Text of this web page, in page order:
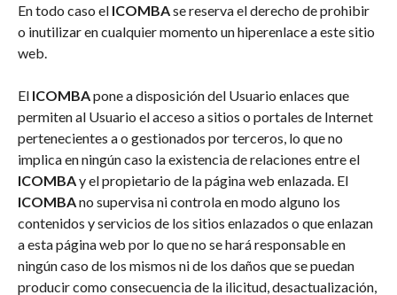
En todo caso el ICOMBAse reserva el derecho de prohibir
o inutilizar en cualquier momento un hiperenlace a este sitio
web.
El ICOMBApone a disposición del Usuario enlaces que
permiten al Usuario el acceso a sitios o portales de Internet
pertenecientes a o gestionados por terceros, lo que no
implica en ningún caso la existencia de relaciones entre el
ICOMBAy el propietario de la página web enlazada. El
ICOMBAno supervisa ni controla en modo alguno los
contenidos y servicios de los sitios enlazados o que enlazan
a esta página web por lo que no se hará responsable en
ningún caso de los mismos ni de los daños que se puedan
producir como consecuencia de la ilicitud, desactualización,